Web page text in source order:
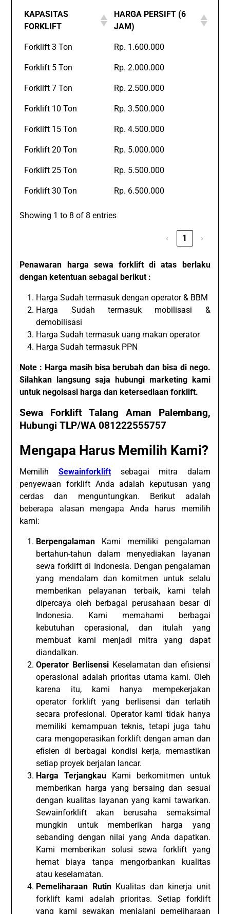
KAPASITAS
FORKLIFT
HARGA PERSIFT (6
JAM)
Forklift 3 Ton Rp. 1.600.000
Forklift 5 Ton Rp. 2.000.000
Forklift 7 Ton Rp. 2.500.000
Forklift 10 Ton Rp. 3.500.000
Forklift 15 Ton Rp. 4.500.000
Forklift 20 Ton Rp. 5.000.000
Forklift 25 Ton Rp. 5.500.000
Forklift 30 Ton Rp. 6.500.000
Showing 1 to 8 of 8 entries
‹ 1 ›
Penawaran harga sewa forklift di atas berlaku
dengan ketentuan sebagai berikut :
Harga Sudah termasuk dengan operator & BBM
Harga Sudah termasuk mobilisasi &
demobilisasi
Harga Sudah termasuk uang makan operator
Harga Sudah termasuk PPN
Note : Harga masih bisa berubah dan bisa di nego.
Silahkan langsung saja hubungi marketing kami
untuk negoisasi harga dan ketersediaan forklift.
Sewa Forklift Talang Aman Palembang,
Hubungi TLP/WA 081222555757
Mengapa Harus Memilih Kami?
Memilih Sewainforkliftsebagai mitra dalam
penyewaan forklift Anda adalah keputusan yang
cerdas dan menguntungkan. Berikut adalah
beberapa alasan mengapa Anda harus memilih
kami:
Berpengalaman Kami memiliki pengalaman
bertahun-tahun dalam menyediakan layanan
sewa forklift di Indonesia. Dengan pengalaman
yang mendalam dan komitmen untuk selalu
memberikan pelayanan terbaik, kami telah
dipercaya oleh berbagai perusahaan besar di
Indonesia. Kami memahami berbagai
kebutuhan operasional, dan itulah yang
membuat kami menjadi mitra yang dapat
diandalkan.
Operator BerlisensiKeselamatan dan efisiensi
operasional adalah prioritas utama kami. Oleh
karena itu, kami hanya mempekerjakan
operator forklift yang berlisensi dan terlatih
secara profesional. Operator kami tidak hanya
memiliki kemampuan teknis, tetapi juga tahu
cara mengoperasikan forklift dengan aman dan
efisien di berbagai kondisi kerja, memastikan
setiap proyek berjalan lancar.
Harga Terjangkau Kami berkomitmen untuk
memberikan harga yang bersaing dan sesuai
dengan kualitas layanan yang kami tawarkan.
Sewainforklift akan berusaha semaksimal
mungkin untuk memberikan harga yang
sebanding dengan nilai yang Anda dapatkan.
Kami memberikan solusi sewa forklift yang
hemat biaya tanpa mengorbankan kualitas
atau keselamatan.
Pemeliharaan RutinKualitas dan kinerja unit
forklift kami adalah prioritas. Setiap forklift
yang kami sewakan menjalani pemeliharaan